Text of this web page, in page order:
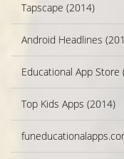
Tapscape (2014)
Android Headlines
Educational App Store
Top Kids Apps (2014)